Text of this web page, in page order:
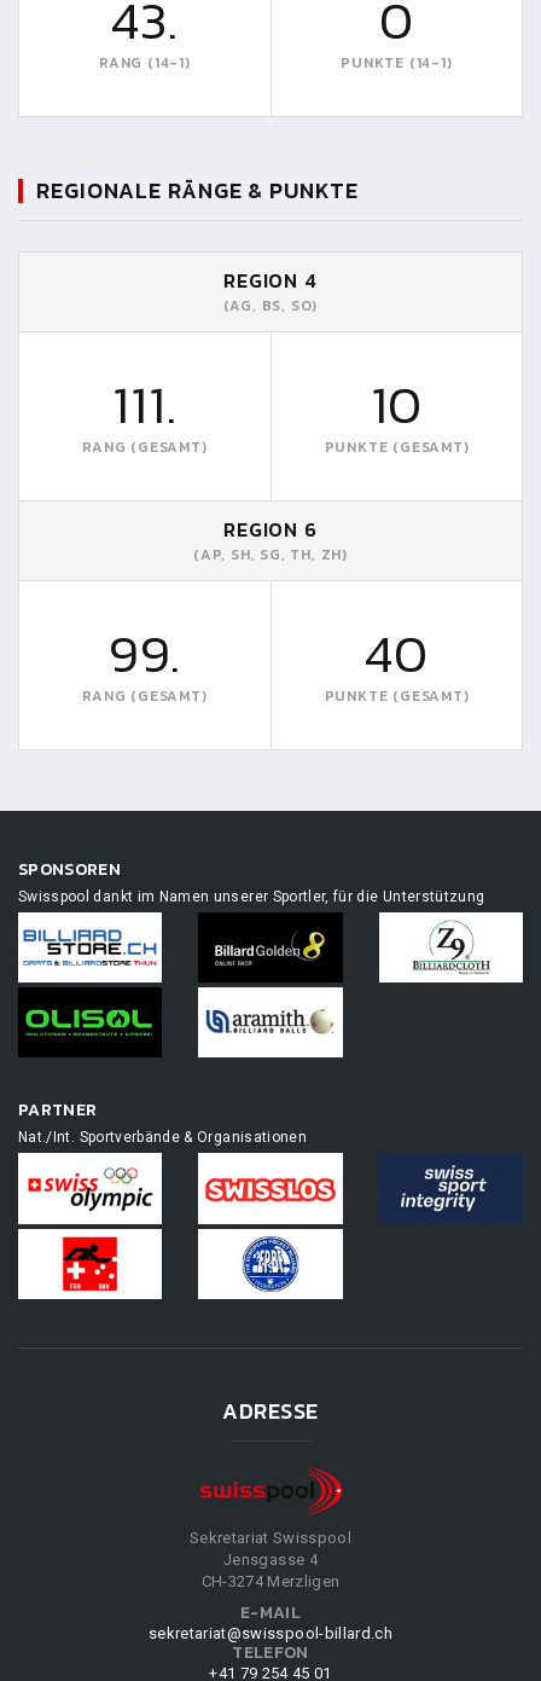
43.
RANG (14-1)
0
PUNKTE (14-1)
REGIONALE RÄNGE & PUNKTE
REGION 4
(AG, BS, SO)
111.
RANG (GESAMT)
10
PUNKTE (GESAMT)
REGION 6
(AP, SH, SG, TH, ZH)
99.
RANG (GESAMT)
40
PUNKTE (GESAMT)
SPONSOREN
Swisspool dankt im Namen unserer Sportler, für die Unterstützung
PARTNER
Nat./Int. Sportverbände & Organisationen
ADRESSE
Sekretariat Swisspool
Jensgasse 4
CH-3274 Merzligen
E-MAIL
sekretariat@swisspool-billard.ch
TELEFON
+41 79 254 45 01